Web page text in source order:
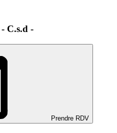
C.s.d -
Prendre RDV